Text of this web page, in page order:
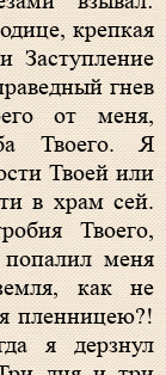
крепкая
гнев
от меня,
Твоего. Я
Твоей или
в храм сей.
Твоего,
меня
как не
пленницею?!
я дерзнул